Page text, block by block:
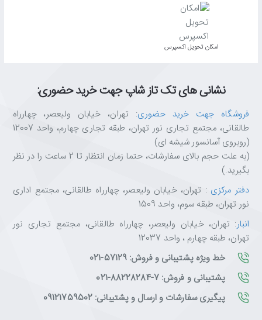
مصرف فوق‌العاده راحت
حجم اقتصادی ۳۰۰ میلی‌لیتری
تکنولوژی و انتخاب‌های هوشمندانه‌ست.
خیالت از خرید راحت باشه.
ما اینجاییم تا تجربه‌ای متفاوت، حرفه‌ای و قابل اعتماد از خرید آنلاین رو
برات رقم بزنیم. تکتازشاپ یعنی خرید با خیال راحت، انتخاب با اطمینان.
اﻣﮑﺎن ﺗﺤﻮﯾﻞ اﮐﺴﭙﺮس
نشانی های تک تاز شاپ جهت خرید حضوری:
فروشگاه جهت خرید حضوری: تهران، خیابان ولیعصر، چهارراه
طالقانی، مجتمع تجاری نور تهران، طبقه تجاری چهارم، واحد 12007
(روبروی آسانسور شیشه ای)
(به علت حجم بالای سفارشات، حتما زمان انتظار تا 2 ساعت را در نظر
بگیرید.)
دفتر مرکزی : تهران، خیابان ولیعصر، چهارراه طالقانی، مجتمع اداری
نور تهران، طبقه سوم، واحد 1509
انبار: تهران، خیابان ولیعصر، چهارراه طالقانی، مجتمع تجاری نور
تهران، طبقه چهارم ، واحد 12037
خط ویژه پشتیبانی و فروش: 57129-021
پشتیبانی و فروش: 7-88228284-021
پیگیری سفارشات و ارسال و پشتیبانی: 09121759502